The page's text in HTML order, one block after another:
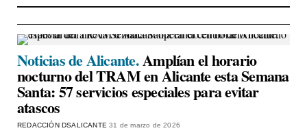
Noticias de Alicante.Amplían el horario
nocturno del TRAM en Alicante esta Semana
Santa: 57 servicios especiales para evitar
atascos
REDACCIÓN DSALICANTE31 de marzo de 2026